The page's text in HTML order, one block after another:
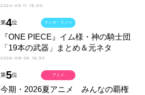
2024-03-11 16:00
第4位
『ONE PIECE』イム様・神の騎士団
「19本の武器」まとめ＆元ネタ
2026-08-06 16:30
マンガ・ラノベ
第5位
今期・2026夏アニメ みんなの覇権
アニメ